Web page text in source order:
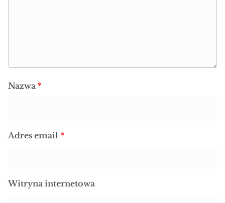
Nazwa *
Adres email *
Witryna internetowa